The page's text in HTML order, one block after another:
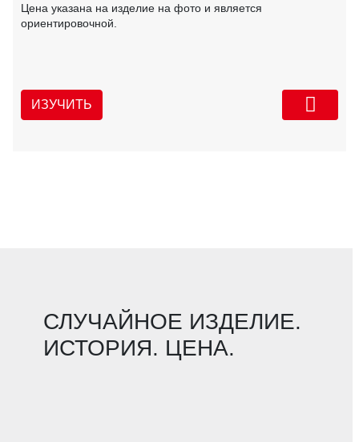
Цена указана на изделие на фото и является
ориентировочной.
ИЗУЧИТЬ
СЛУЧАЙНОЕ ИЗДЕЛИЕ.
ИСТОРИЯ. ЦЕНА.